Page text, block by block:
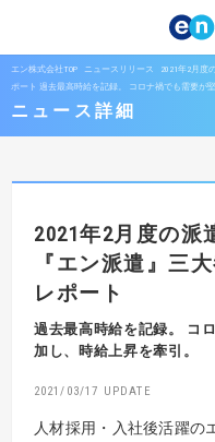
エン株式会社TOP ニュースリリース
2021年2月度
ポート 過去最高時給を記録。 コロナ禍でも需要が
ニュース詳細
2021年2月度の派
『エン派遣』三
レポート
過去最高時給を記録。
コ
加し、時給上昇を牽引。
2021/03/17
人材採用・入社後活躍の